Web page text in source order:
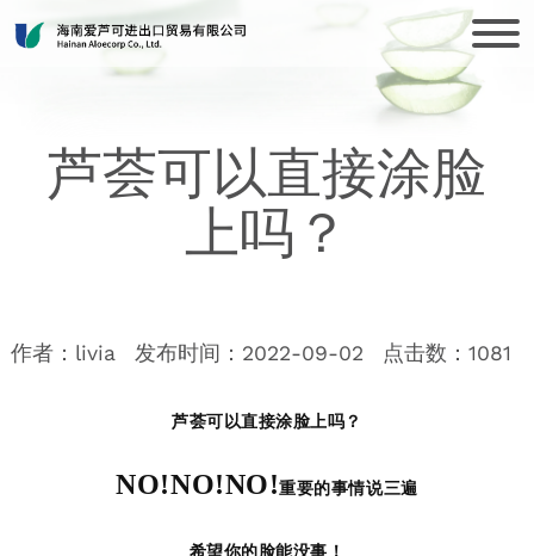
芦荟可以直接涂脸
上吗？
作者：livia 发布时间：2022-09-02 点击数： 1081
芦荟可以直接涂脸上吗？
NO!NO!NO!重要的事情说三遍
希望你的脸能没事！